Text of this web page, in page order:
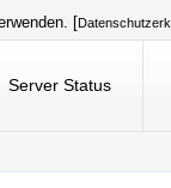
[
Server Status